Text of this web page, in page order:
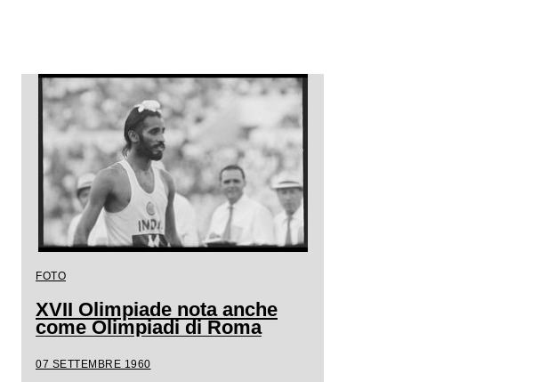
FOTO
XVII Olimpiade nota anche
come Olimpiadi di Roma
07 SETTEMBRE 1960